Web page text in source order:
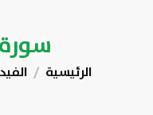
سورة
الرئيسية